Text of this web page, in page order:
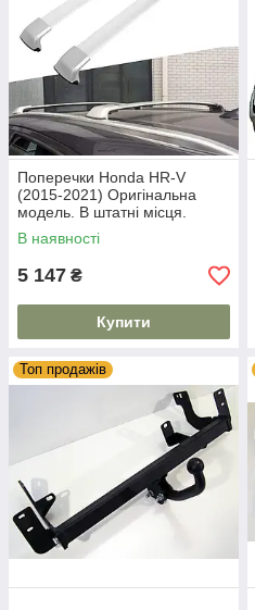
Поперечки Honda HR-V
(2015-2021) Оригінальна
модель. В штатні місця.
В наявності
5 147 ₴
Купити
Топ продажів